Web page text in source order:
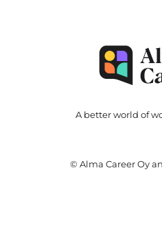
A better world of
© Alma Career Oy